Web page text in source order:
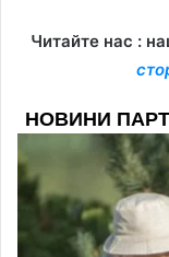
Читайте нас :